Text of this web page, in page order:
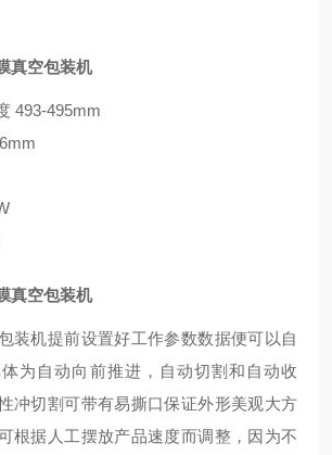
真空包装机
493-495mm
真空包装机
装机提前设置好工作参数数据便可以自
为自动向前推进，自动切割和自动收
冲切割可带有易撕口保证外形美观大方
根据人工摆放产品速度而调整，因为不